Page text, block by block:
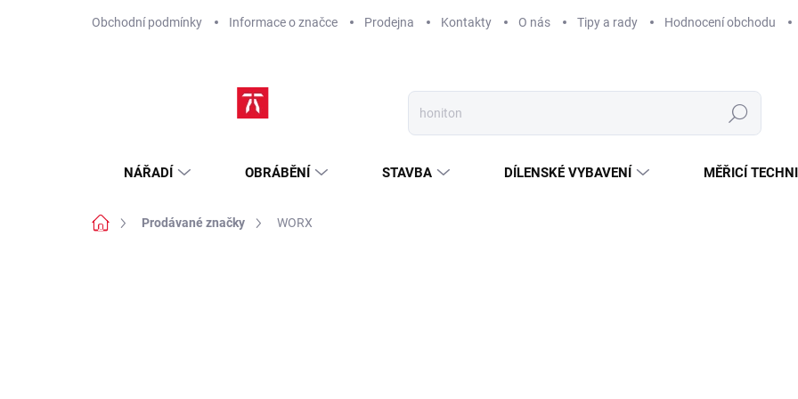
Obchodní podmínky Informace o značce Prodejna Kontakty O nás Tipy a rady Hodnocení obchodu
Hledat
NÁŘADÍ OBRÁBĚNÍ STAVBA DÍLENSKÉ VYBAVENÍ MĚŘICÍ
Domů Prodávané značky WORX